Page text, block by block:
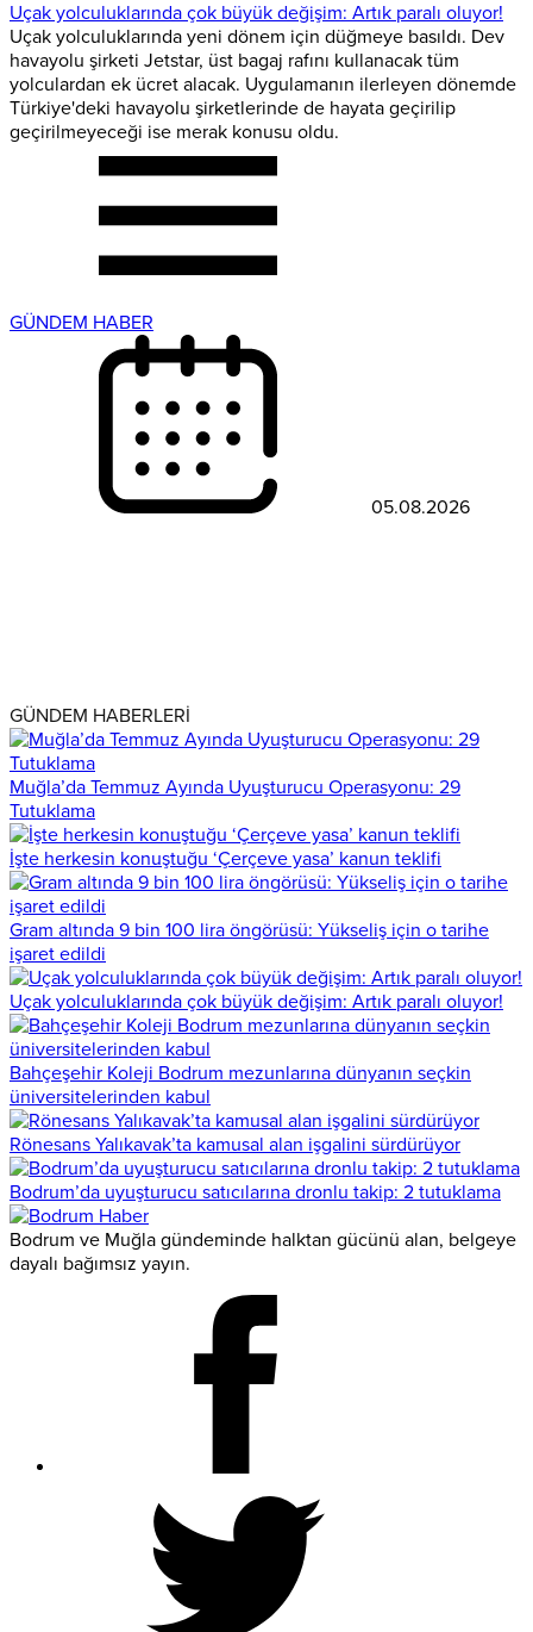
Uçak yolculuklarında çok büyük değişim: Artık paralı oluyor!
Uçak yolculuklarında yeni dönem için düğmeye basıldı. Dev
havayolu şirketi Jetstar, üst bagaj rafını kullanacak tüm
yolculardan ek ücret alacak. Uygulamanın ilerleyen dönemde
Türkiye'deki havayolu şirketlerinde de hayata geçirilip
geçirilmeyeceği ise merak konusu oldu.
GÜNDEM HABER
05.08.2026
GÜNDEM HABERLERİ
Muğla’da Temmuz Ayında Uyuşturucu Operasyonu: 29
Tutuklama
İşte herkesin konuştuğu ‘Çerçeve yasa’ kanun teklifi
Gram altında 9 bin 100 lira öngörüsü: Yükseliş için o tarihe
işaret edildi
Uçak yolculuklarında çok büyük değişim: Artık paralı oluyor!
Bahçeşehir Koleji Bodrum mezunlarına dünyanın seçkin
üniversitelerinden kabul
Rönesans Yalıkavak’ta kamusal alan işgalini sürdürüyor
Bodrum’da uyuşturucu satıcılarına dronlu takip: 2 tutuklama
Bodrum ve Muğla gündeminde halktan gücünü alan, belgeye
dayalı bağımsız yayın.